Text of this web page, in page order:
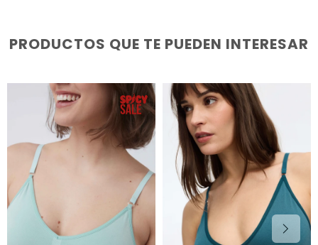
PRODUCTOS QUE TE PUEDEN INTERESAR